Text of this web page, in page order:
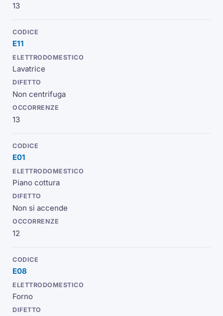
13
E11
Lavatrice
Non centrifuga
13
E01
Piano cottura
Non si accende
12
E08
Forno